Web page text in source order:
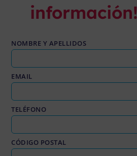
información!
NOMBRE Y APELLIDOS
EMAIL
TELÉFONO
CÓDIGO POSTAL